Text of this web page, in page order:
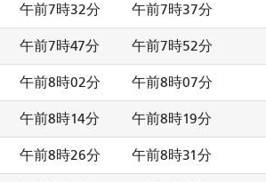
午前7時32分 午前7時37分
午前7時47分 午前7時52分
午前8時02分 午前8時07分
午前8時14分 午前8時19分
午前8時26分 午前8時31分